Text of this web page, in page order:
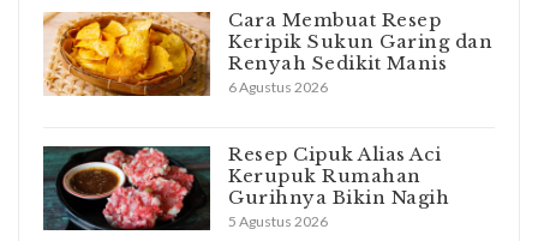
Cara Membuat Resep
Keripik Sukun Garing dan
Renyah Sedikit Manis
6 Agustus 2026
Resep Cipuk Alias Aci
Kerupuk Rumahan
Gurihnya Bikin Nagih
5 Agustus 2026